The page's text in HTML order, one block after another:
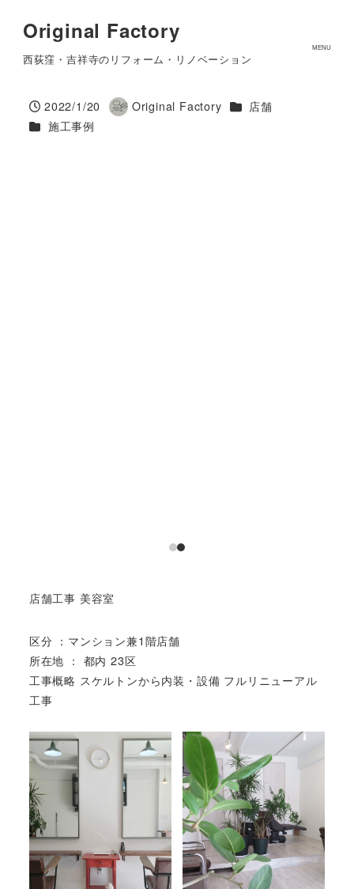
Original Factory
西荻窪・吉祥寺のリフォーム・リノベーション
MENU
店舗工事 美容室
投稿日
2022/1/20
著
Original Factory カテゴリー
店舗
カテゴリー
施工事例
店舗工事 美容室
区分 ：マンション兼1階店舗
所在地 ： 都内 23区
工事概略 スケルトンから内装・設備 フルリニューアル
工事